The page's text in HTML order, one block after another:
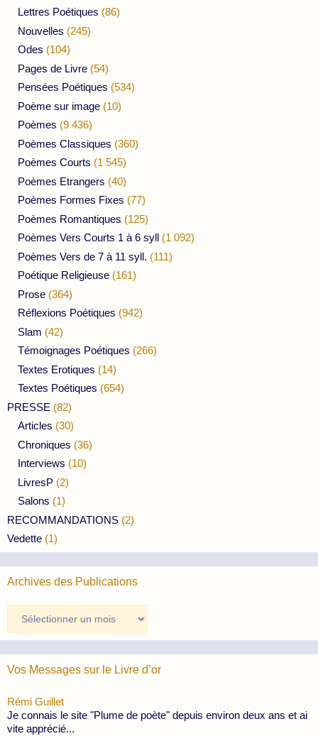
Lettres Poétiques (86)
Nouvelles (245)
Odes (104)
Pages de Livre (54)
Pensées Poétiques (534)
Poème sur image (10)
Poèmes (9 436)
Poèmes Classiques (360)
Poèmes Courts (1 545)
Poèmes Etrangers (40)
Poèmes Formes Fixes (77)
Poèmes Romantiques (125)
Poèmes Vers Courts 1 à 6 syll (1 092)
Poèmes Vers de 7 à 11 syll. (111)
Poétique Religieuse (161)
Prose (364)
Réflexions Poétiques (942)
Slam (42)
Témoignages Poétiques (266)
Textes Erotiques (14)
Textes Poétiques (654)
PRESSE (82)
Articles (30)
Chroniques (36)
Interviews (10)
LivresP (2)
Salons (1)
RECOMMANDATIONS (2)
Vedette (1)
Archives des Publications
des
Publications
Vos Messages sur le Livre d’or
Rémi Guillet
Je connais le site "Plume de poète" depuis environ deux ans et ai
vite apprécié...